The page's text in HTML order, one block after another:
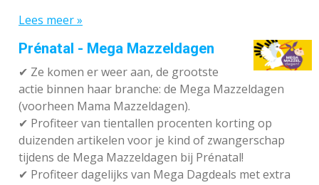
Lees meer »
Prénatal - Mega Mazzeldagen
✔ Ze komen er weer aan, de grootste
actie binnen haar branche: de Mega Mazzeldagen
(voorheen Mama Mazzeldagen).
✔ Profiteer van tientallen procenten korting op
duizenden artikelen voor je kind of zwangerschap
tijdens de Mega Mazzeldagen bij Prénatal!
✔ Profiteer dagelijks van Mega Dagdeals met extra